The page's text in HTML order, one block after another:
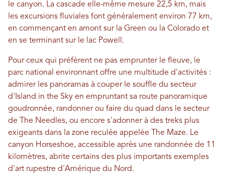
le canyon. La cascade elle-même mesure 22,5 km, mais
les excursions fluviales font généralement environ 77 km,
en commençant en amont sur la Green ou la Colorado et
en se terminant sur le lac Powell.
Pour ceux qui préfèrent ne pas emprunter le fleuve, le
parc national environnant offre une multitude d'activités :
admirer les panoramas à couper le souffle du secteur
d'Island in the Sky en empruntant sa route panoramique
goudronnée, randonner ou faire du quad dans le secteur
de The Needles, ou encore s'adonner à des treks plus
exigeants dans la zone reculée appelée The Maze. Le
canyon Horseshoe, accessible après une randonnée de 11
kilomètres, abrite certains des plus importants exemples
d'art rupestre d'Amérique du Nord.